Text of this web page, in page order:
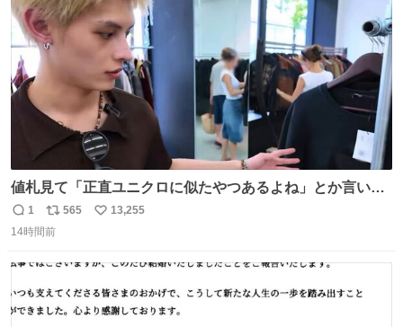
数
値札見て「正直ユニクロに似たやつあるよね」とか言い出
すの好きすぎるWWWWWWWWWWWWW こちら側と同じ
感覚助かる🙂‍↕️🙂‍↕️🙂‍↕️
返
信
1
リ
ポ
数
565
い
13,255
14時間前